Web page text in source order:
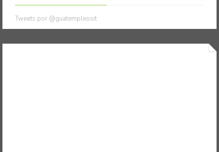
Tweets por @guatempleosit